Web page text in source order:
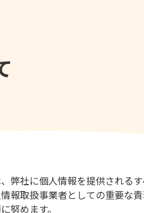
弊社に個人情報を提供される
報取扱事業者としての重要な
努めます。